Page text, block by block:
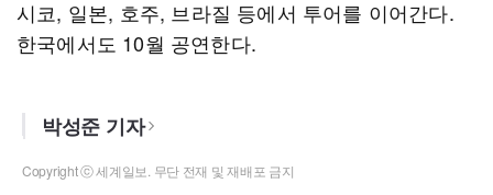
시코, 일본, 호주, 브라질 등에서 투어를 이어간다.
한국에서도 10월 공연한다.
박성준 기자
Copyright ⓒ 세계일보. 무단 전재 및 재배포 금지